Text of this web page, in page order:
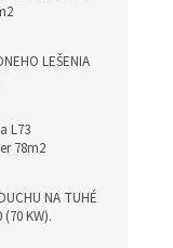
LEŠENIA
L73
78m2
NA TUHÉ
(70 KW).